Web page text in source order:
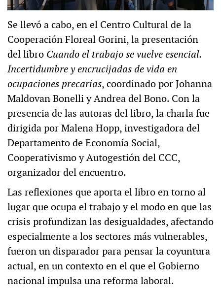
Se llevó a cabo, en el Centro Cultural de la
Cooperación Floreal Gorini, la presentación
del libro Cuando el trabajo se vuelve esencial.
Incertidumbre y encrucijadas de vida en
ocupaciones precarias, coordinado por Johanna
Maldovan Bonelli y Andrea del Bono. Con la
presencia de las autoras del libro, la charla fue
dirigida por Malena Hopp, investigadora del
Departamento de Economía Social,
Cooperativismo y Autogestión del CCC,
organizador del encuentro.
Las reflexiones que aporta el libro en torno al
lugar que ocupa el trabajo y el modo en que las
crisis profundizan las desigualdades, afectando
especialmente a los sectores más vulnerables,
fueron un disparador para pensar la coyuntura
actual, en un contexto en el que el Gobierno
nacional impulsa una reforma laboral.